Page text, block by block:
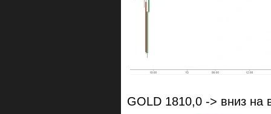
GOLD 1810,0 -> вниз на